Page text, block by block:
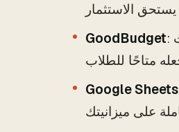
GoodBudget: يستخدم هذا التطبيق نظام الظرف لمساعدتك في تخصيص الأموال لفئات
Google Sheets